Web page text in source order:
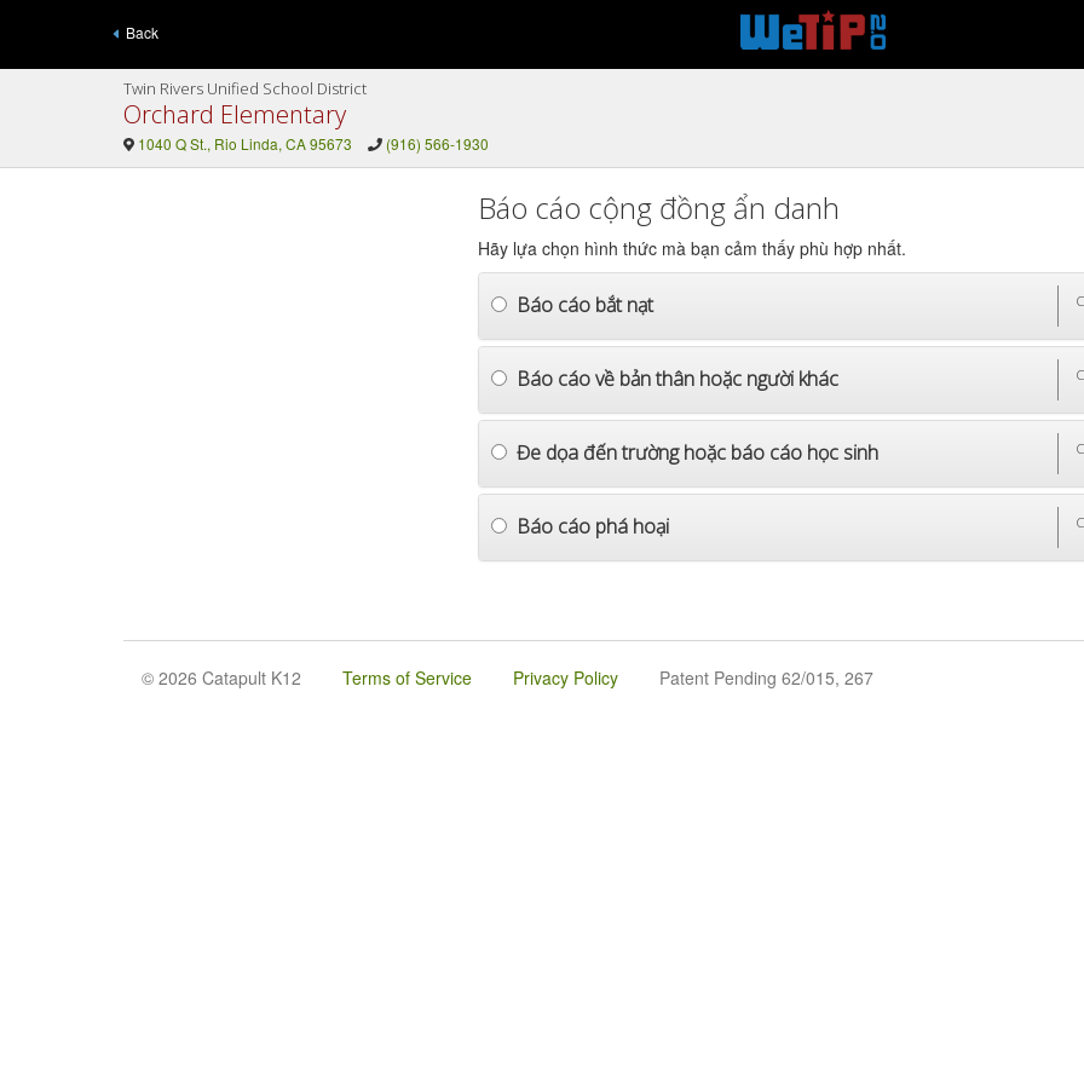
Back
Twin Rivers Unified School District
Orchard Elementary
1040 Q St., Rio Linda, CA 95673 (916) 566-1930
Báo cáo cộng đồng ẩn danh
Hãy lựa chọn hình thức mà bạn cảm thấy phù hợp nhất.
Báo cáo bắt nạt
Báo cáo về bản thân hoặc người khác
Đe dọa đến trường hoặc báo cáo học sinh
Báo cáo phá hoại
© 2026 Catapult K12 Terms of Service Privacy Policy Patent Pending 62/015, 267